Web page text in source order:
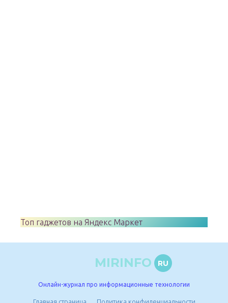
Топ гаджетов на Яндекс Маркет
MIRINFO RU
Онлайн-журнал про информационные технологии
Главная страница Политика конфиденциальности